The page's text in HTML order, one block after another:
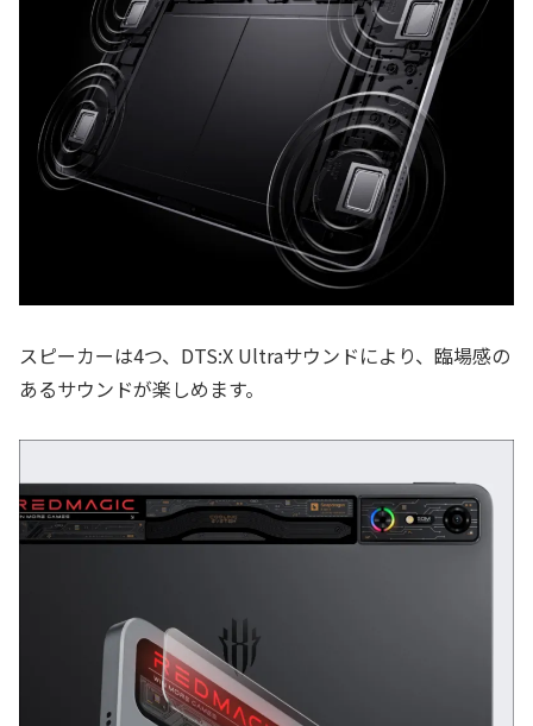
スピーカーは4つ、DTS:X Ultraサウンドにより、臨場感の
あるサウンドが楽しめます。